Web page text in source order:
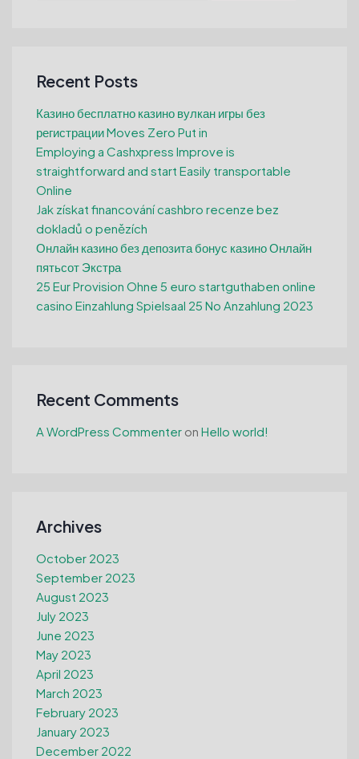
Recent Posts
Казино бесплатно казино вулкан игры без
регистрации Moves Zero Put in
Employing a Cashxpress Improve is
straightforward and start Easily transportable
Online
Jak získat financování cashbro recenze bez
dokladů o penězích
Онлайн казино без депозита бонус казино Онлайн
пятьсот Экстра
25 Eur Provision Ohne 5 euro startguthaben online
casino Einzahlung Spielsaal 25 No Anzahlung 2023
Recent Comments
A WordPress Commenter on Hello world!
Archives
October 2023
September 2023
August 2023
July 2023
June 2023
May 2023
April 2023
March 2023
February 2023
January 2023
December 2022